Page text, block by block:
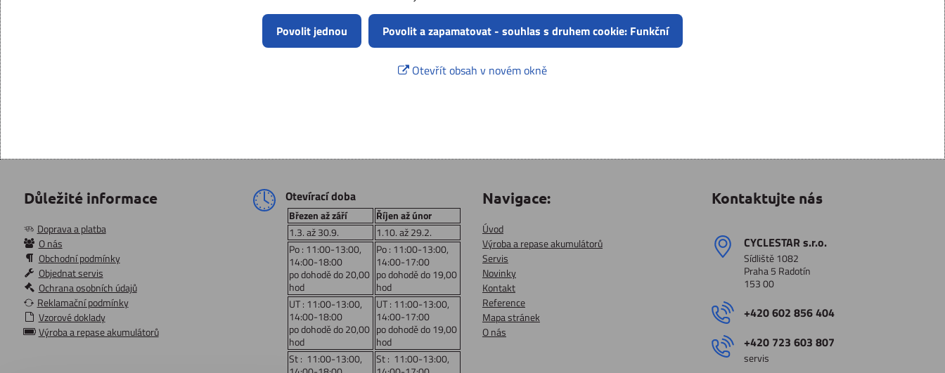
Povolit jednou Povolit a zapamatovat - souhlas s druhem cookie: Funkční
Otevřít obsah v novém okně
Důležité informace
Doprava a platba
O nás
Obchodní podmínky
Objednat servis
Ochrana osobních údajů
Reklamační podmínky
Vzorové doklady
Výroba a repase akumulátorů
Otevírací doba
Březen až září
Říjen až únor
1.3. až 30.9.
1.10. až 29.2.
Po : 11:00-13:00,
14:00-18:00
po dohodě do 20,00
hod
Po : 11:00-13:00,
14:00-17:00
po dohodě do 19,00
hod
UT : 11:00-13:00,
14:00-18:00
po dohodě do 20,00
hod
UT : 11:00-13:00,
14:00-17:00
po dohodě do 19,00
hod
St : 11:00-13:00,
St : 11:00-13:00,
Navigace:
Úvod
Výroba a repase akumulátorů
Servis
Novinky
Kontakt
Reference
Mapa stránek
O nás
Kontaktujte nás
CYCLESTAR s​.r​.o​.
Sídliště 1082
Praha 5 Radotín
153 00
+420 602 856 404
+420 723 603 807
servis